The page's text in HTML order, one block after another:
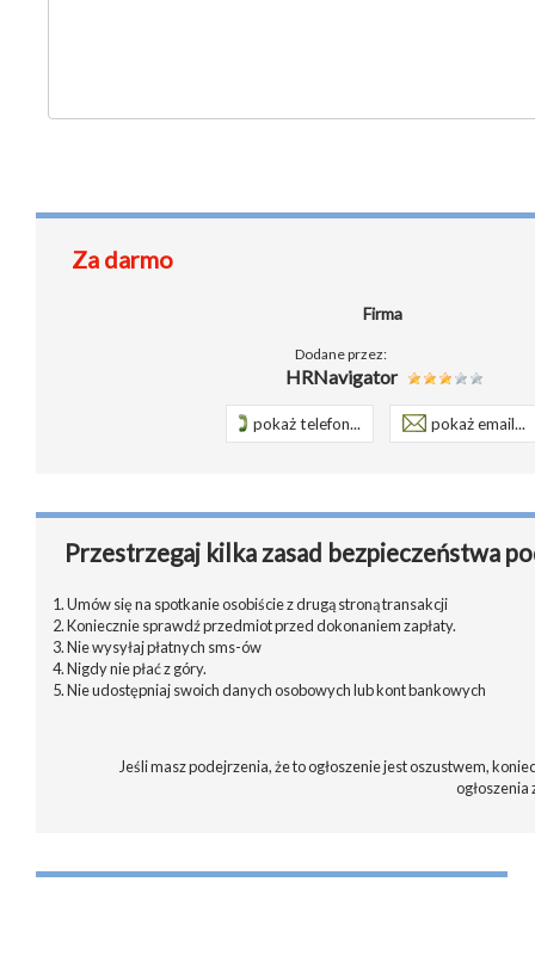
Za darmo
Firma
Dodane przez:
HRNavigator
pokaż telefon... pokaż email...
Przestrzegaj kilka zasad bezpieczeństwa
1. Umów się na spotkanie osobiście z drugą stroną transakcji
2. Koniecznie sprawdź przedmiot przed dokonaniem zapłaty.
3. Nie wysyłaj płatnych sms-ów
4. Nigdy nie płać z góry.
5. Nie udostępniaj swoich danych osobowych lub kont bankowych
Jeśli masz podejrzenia, że to ogłoszenie jest oszustwem,